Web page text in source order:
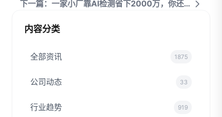
下一篇：一家小厂靠AI检测省下2000万，你还在观望？
内容分类
全部资讯 1875
公司动态 33
行业趋势 919